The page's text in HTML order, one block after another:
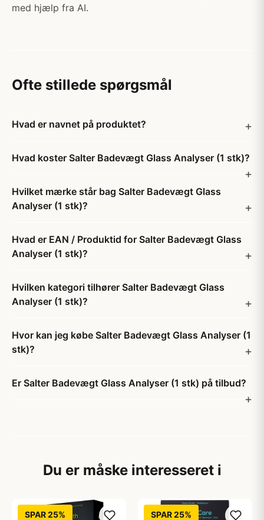
med hjælp fra AI.
Ofte stillede spørgsmål
Hvad er navnet på produktet?
Hvad koster Salter Badevægt Glass Analyser (1 stk)?
Hvilket mærke står bag Salter Badevægt Glass
Analyser (1 stk)?
Hvad er EAN / Produktid for Salter Badevægt Glass
Analyser (1 stk)?
Hvilken kategori tilhører Salter Badevægt Glass
Analyser (1 stk)?
Hvor kan jeg købe Salter Badevægt Glass Analyser (1
stk)?
Er Salter Badevægt Glass Analyser (1 stk) på tilbud?
Du er måske interesseret i
SPAR 25% SPAR 25%